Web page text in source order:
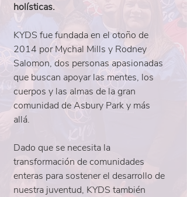
holísticas.
KYDS fue fundada en el otoño de
2014 por Mychal Mills y Rodney
Salomon, dos personas apasionadas
que buscan apoyar las mentes, los
cuerpos y las almas de la gran
comunidad de Asbury Park y más
allá.
Dado que se necesita la
transformación de comunidades
enteras para sostener el desarrollo de
nuestra juventud, KYDS también